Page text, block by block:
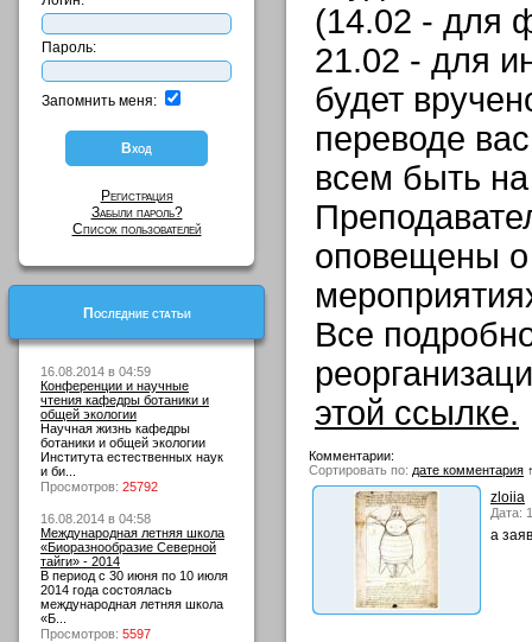
Пароль:
Запомнить меня:
Регистрация
Забыли пароль?
Список пользователей
Последние статьи
16.08.2014 в 04:59
Конференции и научные
чтения кафедры ботаники и
общей экологии
Научная жизнь кафедры
ботаники и общей экологии
Института естественных наук
и би...
Просмотров: 25792
16.08.2014 в 04:58
Международная летняя школа
«Биоразнообразие Северной
тайги» - 2014
В период с 30 июня по 10 июля
2014 года состоялась
международная летняя школа
«Б...
Просмотров: 5597
(14.02 - для
21.02 - для
будет
переводе
всем быть
оповещены
Все
этой ссылке.
Комментарии:
Сортировать по: дате комментария
zloiia
Дата:
а